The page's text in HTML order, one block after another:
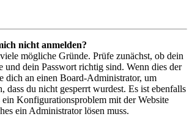
nicht anmelden?
mögliche Gründe. Prüfe zunächst, ob dein
und dein Passwort richtig sind. Wenn dies der
dich an einen Board-Administrator, um
dass du nicht gesperrt wurdest. Es ist ebenfalls
ein Konfigurationsproblem mit der Website
ein Administrator lösen muss.